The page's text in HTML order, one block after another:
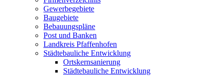
Gewerbegebiete
Baugebiete
Bebauungspläne
Post und Banken
Landkreis Pfaffenhofen
Städtebauliche Entwicklung
Ortskernsanierung
Städtebauliche Entwicklung